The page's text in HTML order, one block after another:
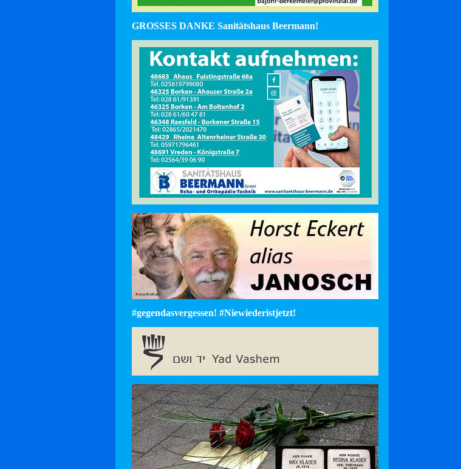
GROSSES DANKE Sanitätshaus Beermann!
#gegendasvergessen! #Niewiederistjetzt!